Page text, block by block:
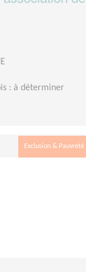
: à déterminer
Exclusion & Pauvreté